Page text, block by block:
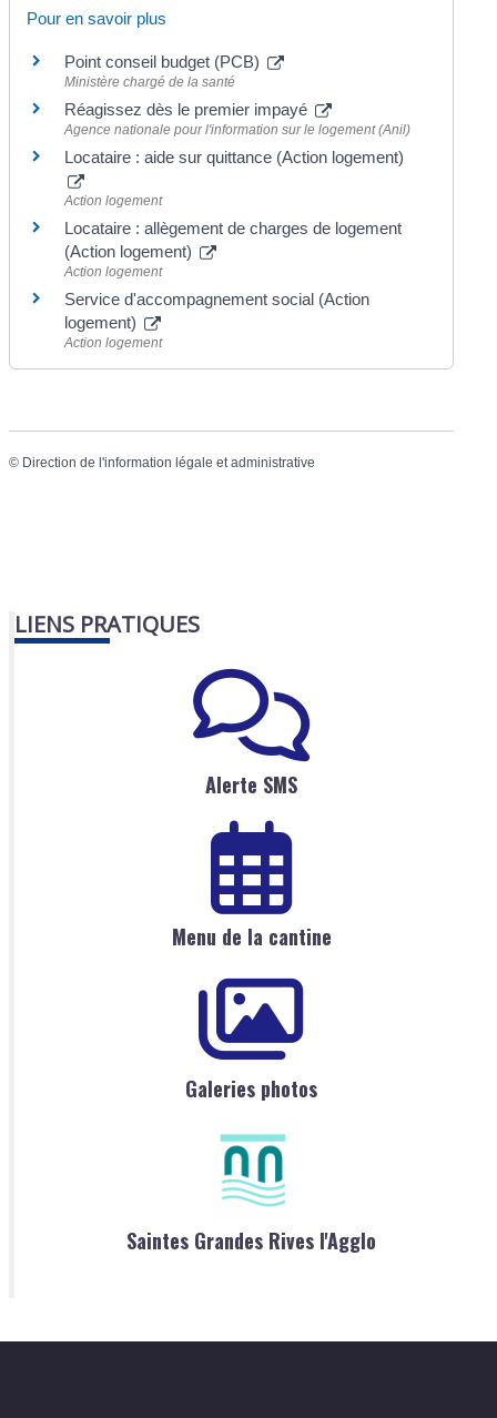
Pour en savoir plus
Point conseil budget (PCB)
Ministère chargé de la santé
Réagissez dès le premier impayé
Agence nationale pour l'information sur le logement (Anil)
Locataire : aide sur quittance (Action logement)
Action logement
Locataire : allègement de charges de logement
(Action logement)
Action logement
Service d'accompagnement social (Action
logement)
Action logement
© Direction de l'information légale et administrative
LIENS PRATIQUES
Alerte SMS
Menu de la cantine
Galeries photos
Saintes Grandes Rives l'Agglo